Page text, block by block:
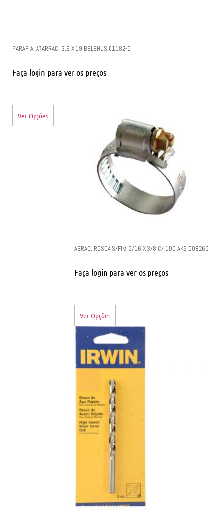
PARAF. A. ATARRAC. 3.9 X 19 BELENUS 01182-5
Faça login para ver os preços
Ver Opções
ABRAC. ROSCA S/FIM 5/16 X 3/8 C/ 100 AKS 008265
Faça login para ver os preços
Ver Opções